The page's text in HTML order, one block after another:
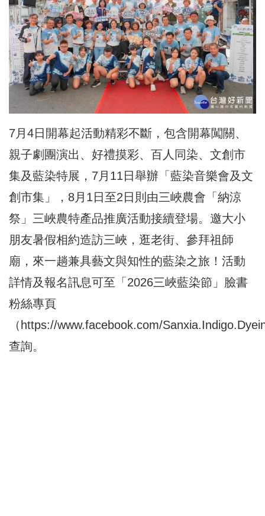
7月4日開幕起活動精彩不斷，包含開幕闖關、
親子劇團演出、好禮摸彩、百人同染、文創市
集及藍染特展，7月11日舉辦「藍染音樂會及文
創市集」，8月1日至2日則由三峽農會「納涼
祭」三峽農特產品推廣活動接續登場。邀大小
朋友暑假相約造訪三峽，逛老街、參拜祖師
廟，來一趟兼具藝文與知性的藍染之旅！活動
詳情及報名訊息可至「2026三峽藍染節」臉書
粉絲專頁
（https://www.facebook.com/
查詢。